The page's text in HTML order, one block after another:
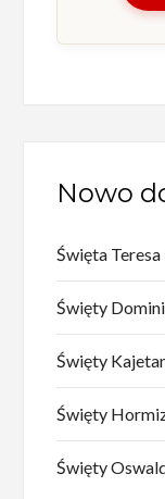
Nowo
Święta
Święty
Święty
Święty
Święty